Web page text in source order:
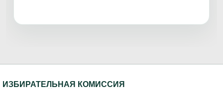
ИЗБИРАТЕЛЬНАЯ КОМИССИЯ